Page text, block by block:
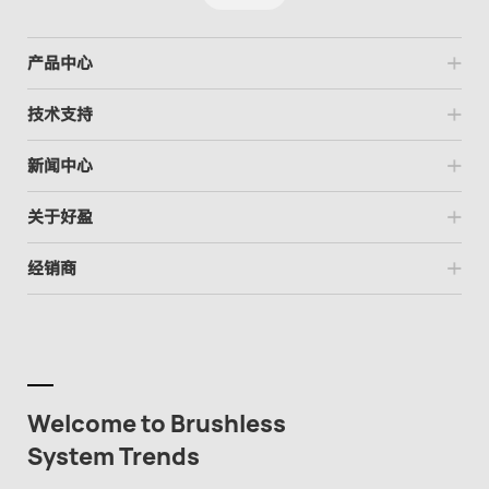
产品中心
技术支持
新闻中心
关于好盈
经销商
Welcome to Brushless
System Trends